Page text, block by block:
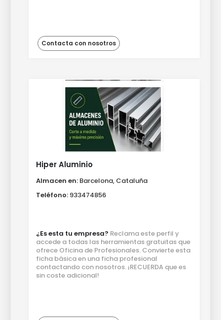
Contacta con nosotros
Hiper Aluminio
Almacen en: Barcelona, Cataluña
Teléfono: 933474856
¿Es esta tu empresa? Reclama este perfil y
accede a todas las herramientas gratuitas que
ofrece Oficina de Profesionales. Convierte esta
ficha básica en una ficha profesional
contactando con nosotros. ¡RECUERDA que es
sin coste adicional!